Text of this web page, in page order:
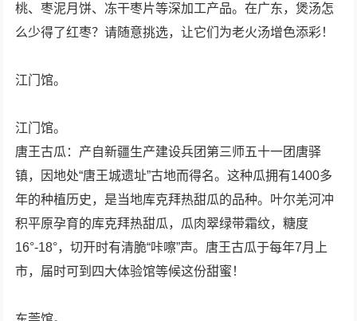
桃、枣泥月饼、冻干枣片等深加工产品。在广东，煲汤怎
么少得了红枣？请随意挑选，让它们为老火汤增色添彩！
江门馆。
江门馆。
唐王古瓜：产自新疆生产建设兵团第三师五十一团唐驿
镇，因地处“唐王城遗址”古地而得名。这种瓜拥有1400多
年的种植历史，是当地库克拜热甜瓜的品种。叶尔羌河冲
积平原孕育的库克拜热甜瓜，瓜肉翠绿带霜纹，糖度
16°-18°，切开时有清脆“咔嚓”声。唐王古瓜于每年7月上
市，届时可到四大体验馆等候这份甜蜜！